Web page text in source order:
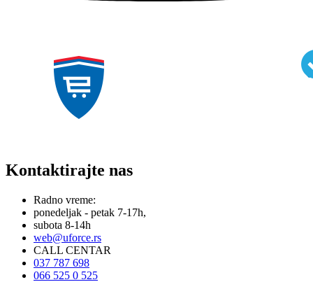
Kontaktirajte nas
Radno vreme:
ponedeljak - petak 7-17h,
subota 8-14h
web@uforce.rs
CALL CENTAR
037 787 698
066 525 0 525